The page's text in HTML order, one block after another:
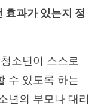
효과가 있는지 정
소년이 스스로
수 있도록 하는
년의 부모나 대리